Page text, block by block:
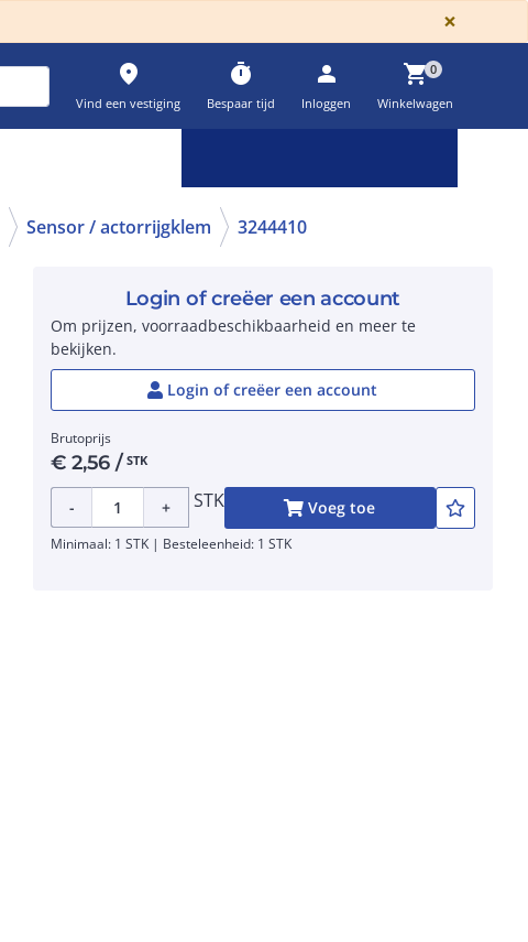
×
place
Vind een vestiging
timer
Bespaar tijd
person
Inloggen
shopping_cart0
Winkelwagen
Sensor / actorrijgklem 3244410
Login of creëer een account
Om prijzen, voorraadbeschikbaarheid en meer te
bekijken.
Login of creëer een account
Brutoprijs
€2,56 / STK
- + STK Voeg toe
Minimaal: 1 STK | Besteleenheid: 1 STK